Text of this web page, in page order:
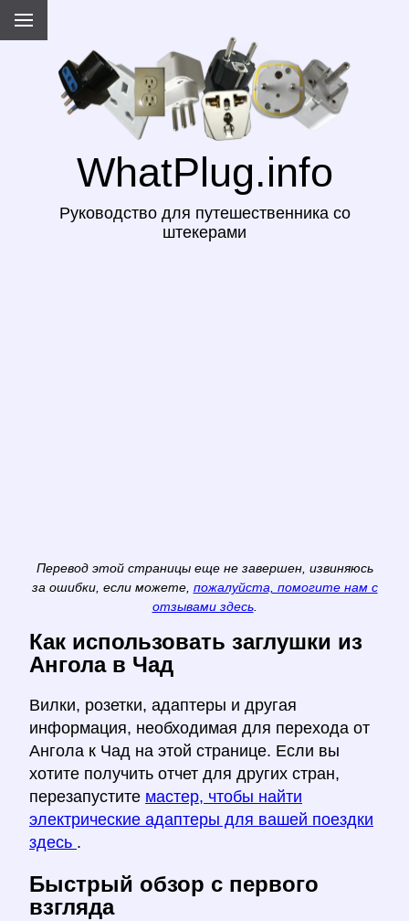
WhatPlug.info
Руководство для путешественника со
штекерами
Перевод этой страницы еще не завершен, извиняюсь
за ошибки, если можете, пожалуйста, помогите нам с
отзывами здесь.
Как использовать заглушки из
Ангола в Чад
Вилки, розетки, адаптеры и другая
информация, необходимая для перехода от
Ангола к Чад на этой странице. Если вы
хотите получить отчет для других стран,
перезапустите мастер, чтобы найти
электрические адаптеры для вашей поездки
здесь .
Быстрый обзор с первого
взгляда